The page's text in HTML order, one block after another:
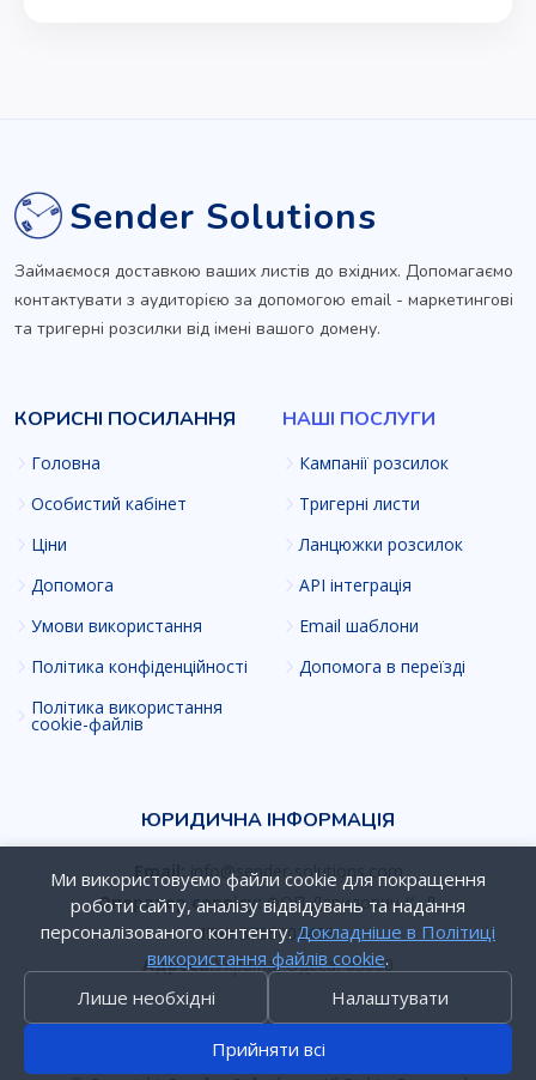
Sender Solutions
Займаємося доставкою ваших листів до вхідних. Допомагаємо
контактувати з аудиторією за допомогою email - маркетингові
та тригерні розсилки від імені вашого домену.
КОРИСНІ ПОСИЛАННЯ
Головна
Особистий кабінет
Ціни
Допомога
Умови використання
Політика конфіденційності
Політика використання
cookie-файлів
НАШІ ПОСЛУГИ
Кампанії розсилок
Тригерні листи
Ланцюжки розсилок
API інтеграція
Email шаблони
Допомога в переїзді
ЮРИДИЧНА ІНФОРМАЦІЯ
Email: info@sender-solutions.com
Оператор сервісу: ФОП Давидович К. Д.
ІПН:3706002428
Адреса:Україна, Одеса, 65000
Ми використовуємо файли cookie для покращення
роботи сайту, аналізу відвідувань та надання
персоналізованого контенту. Докладніше в Політиці
використання файлів cookie.
Лише необхідні
Налаштувати
Прийняти всі